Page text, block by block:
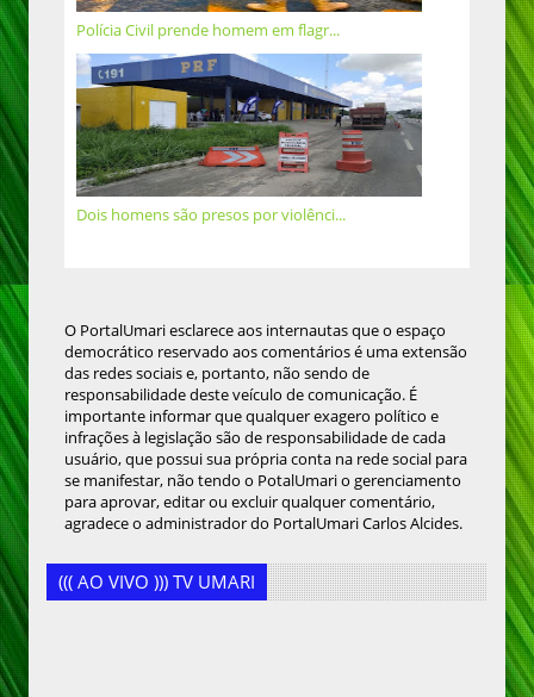
Polícia Civil prende homem em flagr...
Dois homens são presos por violênci...
O PortalUmari esclarece aos internautas que o espaço
democrático reservado aos comentários é uma extensão
das redes sociais e, portanto, não sendo de
responsabilidade deste veículo de comunicação. É
importante informar que qualquer exagero político e
infrações à legislação são de responsabilidade de cada
usuário, que possui sua própria conta na rede social para
se manifestar, não tendo o PotalUmari o gerenciamento
para aprovar, editar ou excluir qualquer comentário,
agradece o administrador do PortalUmari Carlos Alcides.
((( AO VIVO ))) TV UMARI